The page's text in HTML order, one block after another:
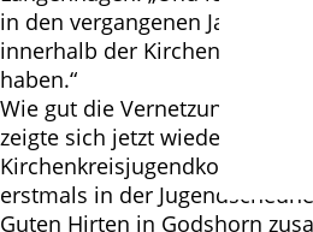
in den vergangenen Jahren für
innerhalb der
haben.“
Wie gut die Vernetzung
zeigte sich jetzt wieder bei der
Kirchenkreisjugendkonvents,
erstmals in der
Guten Hirten in Godshorn